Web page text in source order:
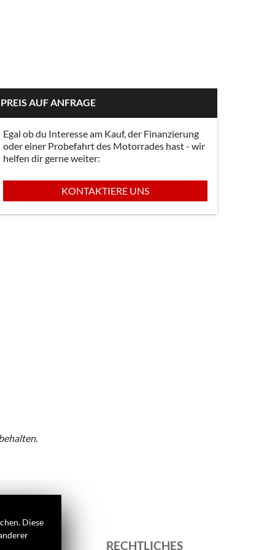
PREIS AUF ANFRAGE
Egal ob du Interesse am Kauf, der Finanzierung
oder einer Probefahrt des Motorrades hast - wir
helfen dir gerne weiter:
KONTAKTIERE UNS
RECHTLICHES
Diese